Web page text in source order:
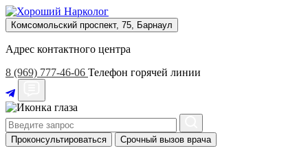
Комсомольский проспект, 75, Барнаул
Адрес контактного центра
8 (969) 777-46-06 Телефон горячей линии
Проконсультироваться Срочный вызов врача